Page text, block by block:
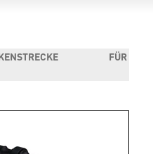
FÜR